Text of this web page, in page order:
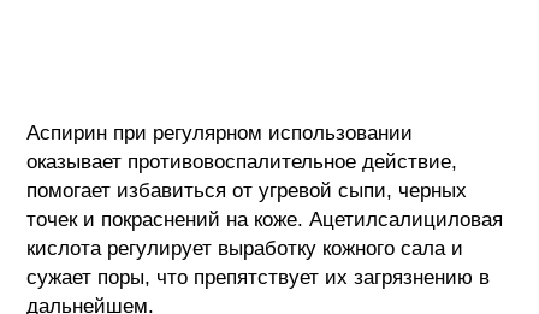
Аспирин при регулярном использовании
оказывает противовоспалительное действие,
помогает избавиться от угревой сыпи, черных
точек и покраснений на коже. Ацетилсалициловая
кислота регулирует выработку кожного сала и
сужает поры, что препятствует их загрязнению в
дальнейшем.